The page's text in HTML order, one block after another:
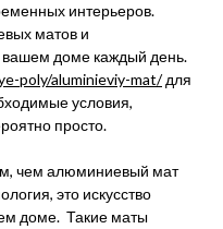
интерьеров.
матов и
вашем доме каждый день.
poly/aluminieviy-mat/для
условия,
просто.
чем алюминиевый мат
это искусство
доме. Такие маты